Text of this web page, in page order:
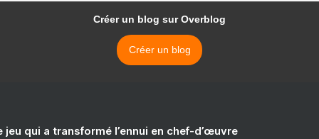
Créer un blog sur Overblog
Créer un blog
jeu qui a transformé l’ennui en chef-d’œuvre